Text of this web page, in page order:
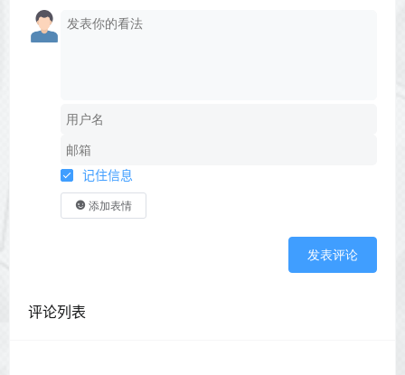
记住信息
添加表情
发表评论
评论列表